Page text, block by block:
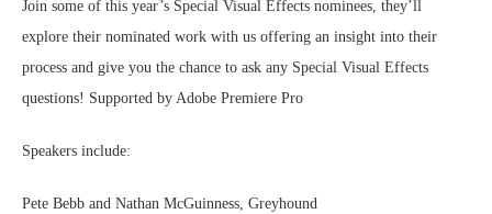
Join some of this year’s Special Visual Effects nominees, they’ll
explore their nominated work with us offering an insight into their
process and give you the chance to ask any Special Visual Effects
questions! Supported by Adobe Premiere Pro
Speakers include:
Pete Bebb and Nathan McGuinness, Greyhound